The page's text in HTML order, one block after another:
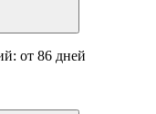
от 86 дней